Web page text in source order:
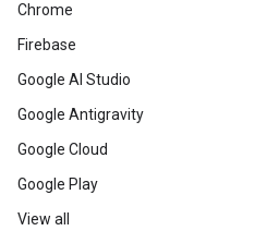
Chrome
Firebase
Google AI Studio
Google Antigravity
Google Cloud
Google Play
View all